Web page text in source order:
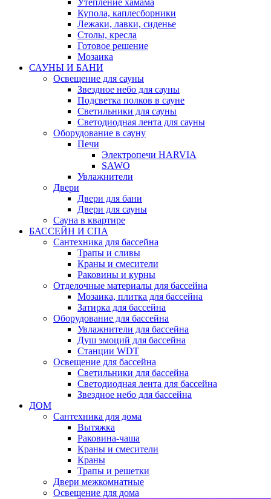
Утепление хамама
Купола, каплесборники
Лежаки, лавки, сиденье
Столы, кресла
Готовое решение
Мозаика
САУНЫ И БАНИ
Освещение для сауны
Звездное небо для сауны
Подсветка полков в сауне
Светильники для сауны
Светодиодная лента для сауны
Оборудование в сауну
Печи
Электропечи HARVIA
SAWO
Увлажнители
Двери
Двери для бани
Двери для сауны
Сауна в квартире
БАССЕЙН И СПА
Сантехника для бассейна
Трапы и сливы
Краны и смесители
Раковины и курны
Отделочные материалы для бассейна
Мозаика, плитка для бассейна
Затирка для бассейна
Оборудование для бассейна
Увлажнители для бассейна
Душ эмоций для бассейна
Станции WDT
Освещение для бассейна
Светильники для бассейна
Светодиодная лента для бассейна
Звездное небо для бассейна
ДОМ
Сантехника для дома
Вытяжка
Раковина-чаша
Краны и смесители
Краны
Трапы и решетки
Двери межкомнатные
Освещение для дома